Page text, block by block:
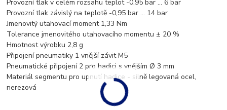
Provozní tlak v celém rozsahu teplot -0,95 bar ... 6 bar
Provozní tlak závislý na teplotě -0,95 bar ... 14 bar
Jmenovitý utahovací moment 1,33 Nm
Tolerance jmenovitého utahovacího momentu ± 20 %
Hmotnost výrobku 2,8 g
Připojení pneumatiky 1 vnější závit M5
Pneumatické připojení 2 pro hadici s vnějším Ø 3 mm
Materiál segmentu pro upnutí hadice - silně legovaná ocel,
nerezová